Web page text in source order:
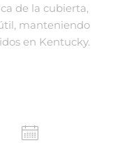
de la cubierta,
manteniendo
en Kentucky.